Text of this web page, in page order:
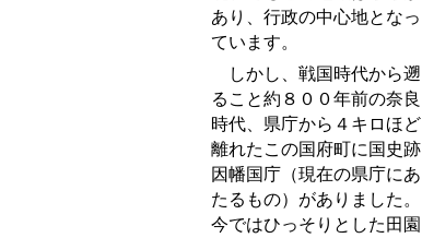
あり、行政の中心地となっ
ています。
しかし、戦国時代から遡
ること約８００年前の奈良
時代、県庁から４キロほど
離れたこの国府町に国史跡
因幡国庁（現在の県庁にあ
たるもの）がありました。
今ではひっそりとした田園